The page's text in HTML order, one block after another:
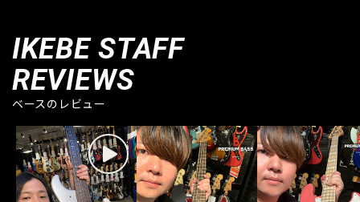
IKEBE STAFF
REVIEWS
ベースのレビュー